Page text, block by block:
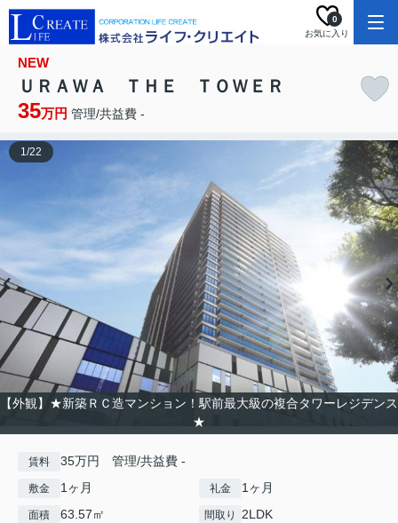
お気に入り
0
NEW
ＵＲＡＷＡ ＴＨＥ ＴＯＷＥＲ
35万円 管理/共益費 -
【外観】★新築ＲＣ造マンション！駅前最大級の複合タワーレジデンス
★
1/22
賃料 35万円 管理/共益費 -
敷金 1ヶ月 礼金 1ヶ月
面積 63.57㎡ 間取り 2LDK